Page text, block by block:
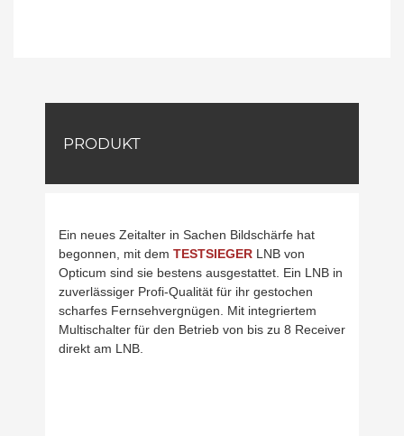
PRODUKT
Ein neues Zeitalter in Sachen Bildschärfe hat
begonnen, mit dem TESTSIEGER LNB von
Opticum sind sie bestens ausgestattet. Ein LNB in
zuverlässiger Profi-Qualität für ihr gestochen
scharfes Fernsehvergnügen. Mit integriertem
Multischalter für den Betrieb von bis zu 8 Receiver
direkt am LNB.